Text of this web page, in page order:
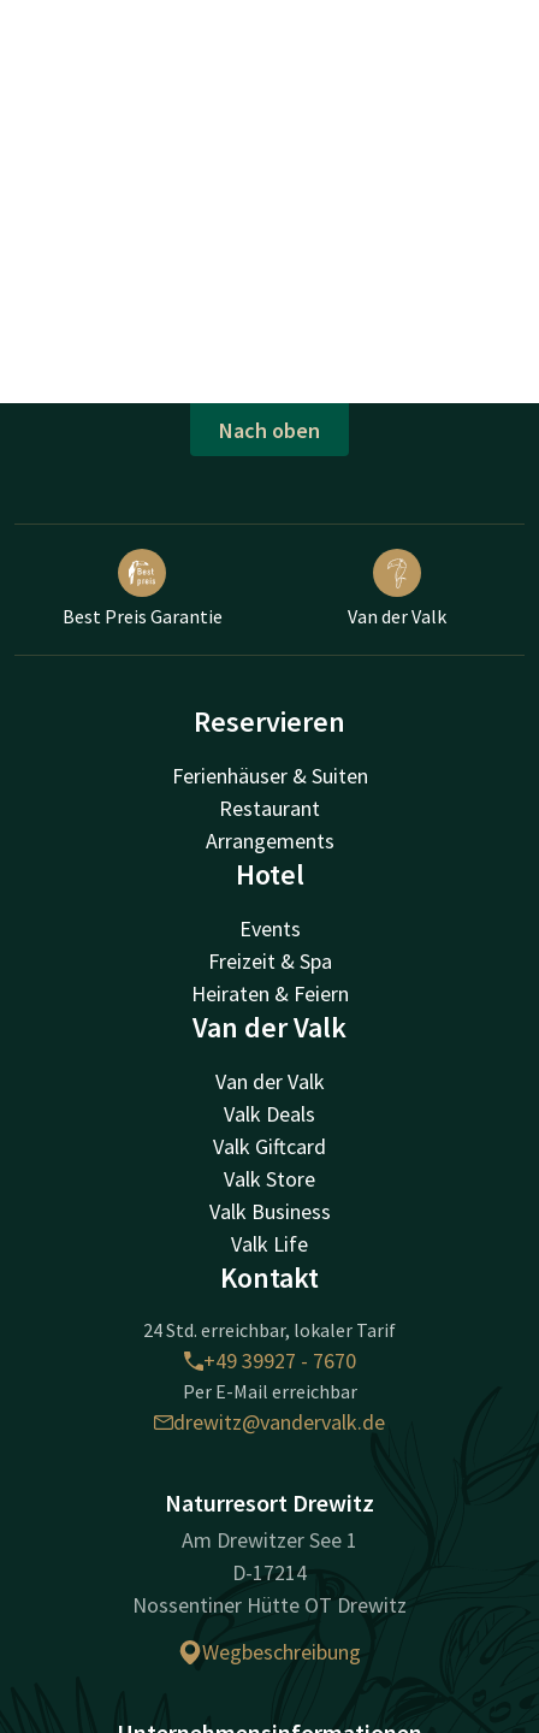
Nach oben
Best Preis Garantie Van der Valk
Reservieren
Ferienhäuser & Suiten
Restaurant
Arrangements
Hotel
Events
Freizeit & Spa
Heiraten & Feiern
Van der Valk
Van der Valk
Valk Deals
Valk Giftcard
Valk Store
Valk Business
Valk Life
Kontakt
24 Std. erreichbar, lokaler Tarif
+49 39927 - 7670
Per E-Mail erreichbar
drewitz@vandervalk.de
Naturresort Drewitz
Am Drewitzer See 1
D-17214
Nossentiner Hütte OT Drewitz
Wegbeschreibung